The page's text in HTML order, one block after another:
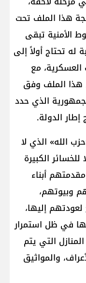
هذا الملف تحت
الأمنية تبقى
له تحتاج أولاً إلى
العسكرية، مع
هذا الملف وفق
الذي حدد
الدولة.
الله» الذي لا
الكبيرة
أبناء
وبيوتهم،
إليها،
في ظل استمرار
التي يتم
والمواثيق